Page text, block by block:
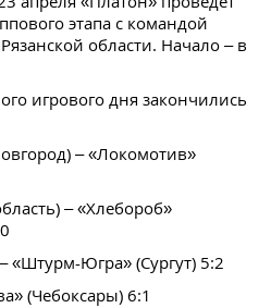
этапа с командой
области. Начало – в
игрового дня закончились
– «Локомотив»
– «Хлебороб»
«Штурм-Югра» (Сургут) 5:2
(Чебоксары) 6:1